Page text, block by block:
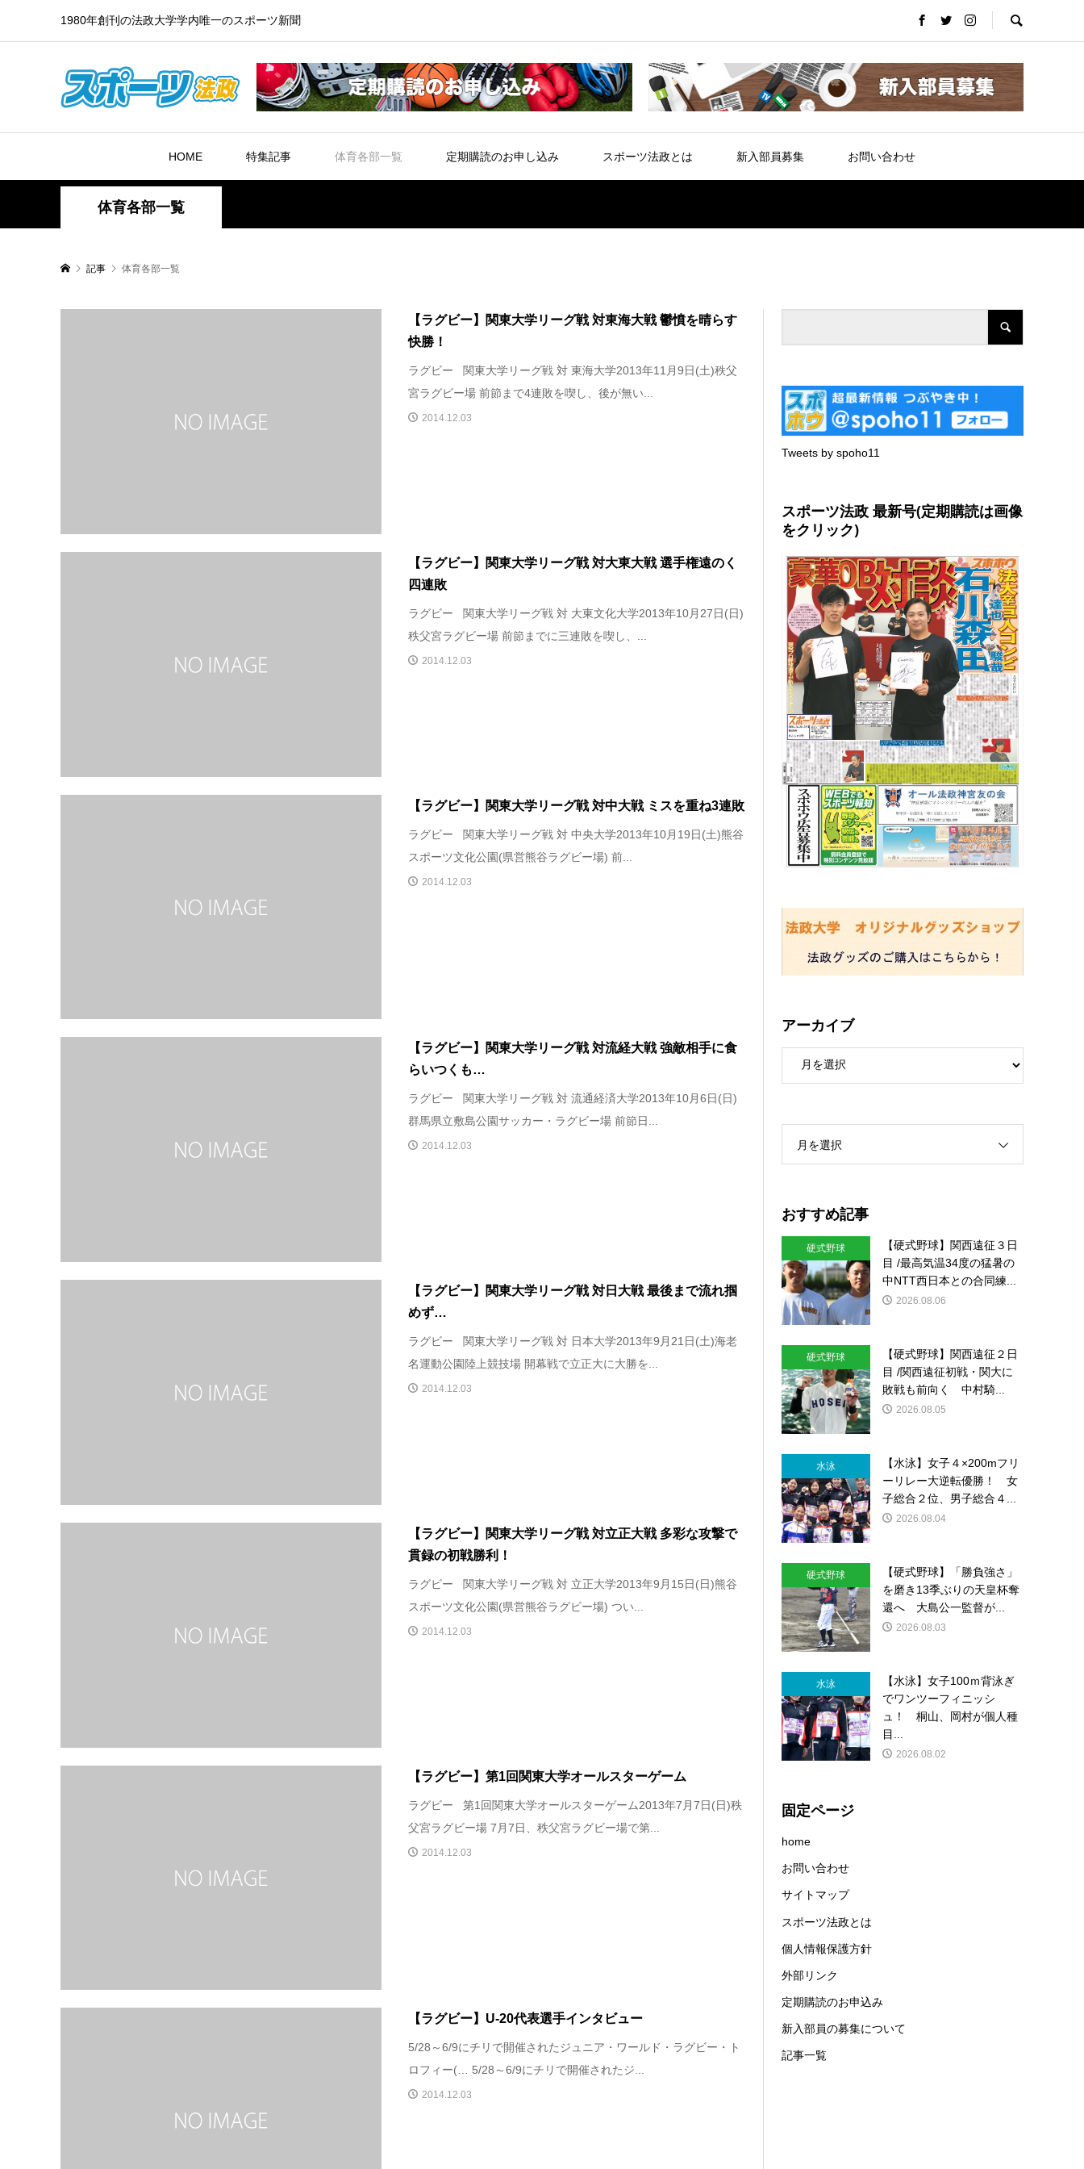
1980年創刊の法政大学学内唯一のスポーツ新聞
HOME 特集記事 体育各部一覧 定期購読のお申し込み スポーツ法政とは 新入部員募集 お問い合わせ
体育各部一覧
記事 体育各部一覧
【ラグビー】関東大学リーグ戦 対東海大戦 鬱憤を晴らす
快勝！
ラグビー 関東大学リーグ戦 対 東海大学2013年11月9日(土)秩父
宮ラグビー場 前節まで4連敗を喫し、後が無い...
2014.12.03
【ラグビー】関東大学リーグ戦 対大東大戦 選手権遠のく
四連敗
ラグビー 関東大学リーグ戦 対 大東文化大学2013年10月27日(日)
秩父宮ラグビー場 前節までに三連敗を喫し、...
2014.12.03
【ラグビー】関東大学リーグ戦 対中大戦 ミスを重ね3連敗
ラグビー 関東大学リーグ戦 対 中央大学2013年10月19日(土)熊谷
スポーツ文化公園(県営熊谷ラグビー場) 前...
2014.12.03
【ラグビー】関東大学リーグ戦 対流経大戦 強敵相手に食
らいつくも…
ラグビー 関東大学リーグ戦 対 流通経済大学2013年10月6日(日)
群馬県立敷島公園サッカー・ラグビー場 前節日...
2014.12.03
【ラグビー】関東大学リーグ戦 対日大戦 最後まで流れ掴
めず…
ラグビー 関東大学リーグ戦 対 日本大学2013年9月21日(土)海老
名運動公園陸上競技場 開幕戦で立正大に大勝を...
2014.12.03
【ラグビー】関東大学リーグ戦 対立正大戦 多彩な攻撃で
貫録の初戦勝利！
ラグビー 関東大学リーグ戦 対 立正大学2013年9月15日(日)熊谷
スポーツ文化公園(県営熊谷ラグビー場) つい...
2014.12.03
【ラグビー】第1回関東大学オールスターゲーム
ラグビー 第1回関東大学オールスターゲーム2013年7月7日(日)秩
父宮ラグビー場 7月7日、秩父宮ラグビー場で第...
2014.12.03
【ラグビー】U-20代表選手インタビュー
5/28～6/9にチリで開催されたジュニア・ワールド・ラグビー・ト
ロフィー(… 5/28～6/9にチリで開催されたジ...
2014.12.03
Tweets by spoho11
スポーツ法政 最新号(定期購読は画像
をクリック)
アーカイブ
月を選択
おすすめ記事
硬式野球
【硬式野球】関西遠征３日
目 /最高気温34度の猛暑の
中NTT西日本との合同練...
2026.08.06
硬式野球
【硬式野球】関西遠征２日
目 /関西遠征初戦・関大に
敗戦も前向く 中村騎...
2026.08.05
水泳
【水泳】女子４×200mフリ
ーリレー大逆転優勝！ 女
子総合２位、男子総合４...
2026.08.04
硬式野球
【硬式野球】「勝負強さ」
を磨き13季ぶりの天皇杯奪
還へ 大島公一監督が...
2026.08.03
水泳
【水泳】女子100ｍ背泳ぎ
でワンツーフィニッシ
ュ！ 桐山、岡村が個人種
目...
2026.08.02
固定ページ
home
お問い合わせ
サイトマップ
スポーツ法政とは
個人情報保護方針
外部リンク
定期購読のお申込み
新入部員の募集について
記事一覧